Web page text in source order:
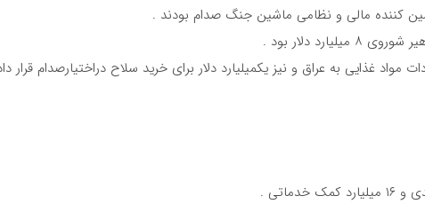
کننده مالی و نظامی ماشین جنگ صدام بودند .
دلار بود .